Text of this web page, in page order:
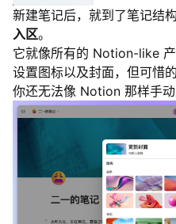
新建笔记后，就到了笔记结
入区。
它就像所有的 Notion-like
设置图标以及封面，但可惜
你还无法像 Notion 那样手动